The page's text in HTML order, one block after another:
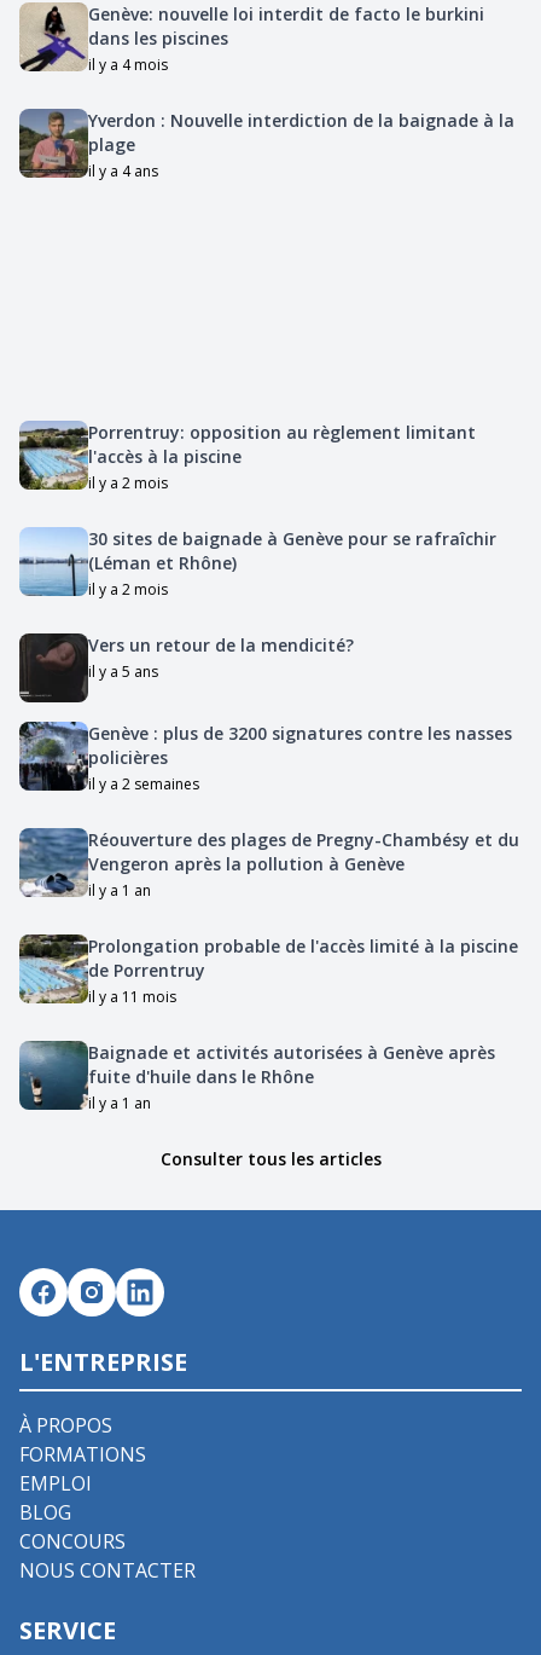
Genève: nouvelle loi interdit de facto le burkini
dans les piscines
il y a 4 mois
Yverdon : Nouvelle interdiction de la baignade à la
plage
il y a 4 ans
Porrentruy: opposition au règlement limitant
l'accès à la piscine
il y a 2 mois
30 sites de baignade à Genève pour se rafraîchir
(Léman et Rhône)
il y a 2 mois
Vers un retour de la mendicité?
il y a 5 ans
Genève : plus de 3200 signatures contre les nasses
policières
il y a 2 semaines
Réouverture des plages de Pregny-Chambésy et du
Vengeron après la pollution à Genève
il y a 1 an
Prolongation probable de l'accès limité à la piscine
de Porrentruy
il y a 11 mois
Baignade et activités autorisées à Genève après
fuite d'huile dans le Rhône
il y a 1 an
Consulter tous les articles
L'ENTREPRISE
À PROPOS
FORMATIONS
EMPLOI
BLOG
CONCOURS
NOUS CONTACTER
SERVICE